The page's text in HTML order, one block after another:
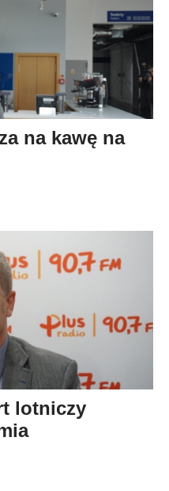
na kawę na
lotniczy